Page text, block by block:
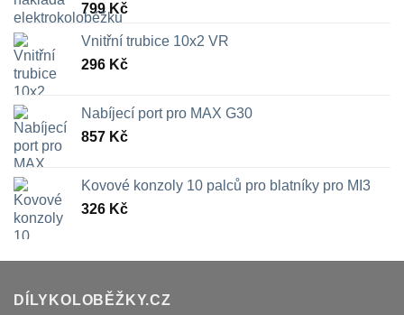
799Kč
Vnitřní trubice 10x2 VR
296 Kč
Nabíjecí port pro MAX G30
857 Kč
Kovové konzoly 10 palců pro blatníky pro MI3
326 Kč
DÍLYKOLOBĚŽKY.CZ